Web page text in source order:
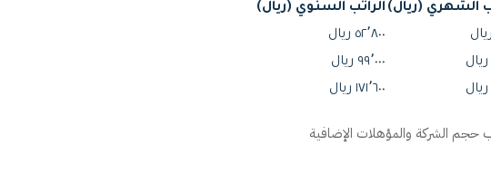
الشهري (ريال) الراتب السنوي (ريال)
٥٢٬٨٠٠ ريال
٩٩٬٠٠٠ ريال
١٧١٬٦٠٠ ريال
الشركة والمؤهلات الإضافية